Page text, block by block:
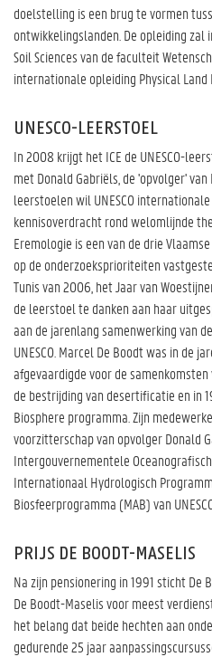
doelstelling is een brug te vormen
ontwikkelingslanden. De opleiding zal
Soil Sciences van de faculteit
internationale opleiding Physical Land
UNESCO-LEERSTOEL
In 2008 krijgt het ICE de UNESCO-
met Donald Gabriëls, de 'opvolger'
leerstoelen wil UNESCO
kennisoverdracht rond welomlijnde
Eremologie is een van de drie
op de onderzoeksprioriteiten
Tunis van 2006, het Jaar van
de leerstoel te danken aan haar
aan de jarenlang samenwerking van
UNESCO. Marcel De Boodt was in de
afgevaardigde voor de samenkomsten
de bestrijding van desertificatie en in
Biosphere programma. Zijn
voorzitterschap van opvolger Donald
Intergouvernementele
Internationaal Hydrologisch
Biosfeerprogramma (MAB) van
PRIJS DE BOODT-MASELIS
Na zijn pensionering in 1991 sticht De
De Boodt-Maselis voor meest
het belang dat beide hechten aan
gedurende 25 jaar